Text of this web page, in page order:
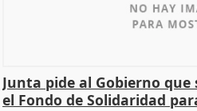
Junta pide al Gobierno
el Fondo de Solidaridad